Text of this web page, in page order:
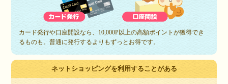
カード発行や口座開設なら、10,000P以上の高額ポイントが獲得でき
るものも。普通に発行するよりもずっとお得です。
ネットショッピングを利用することがある